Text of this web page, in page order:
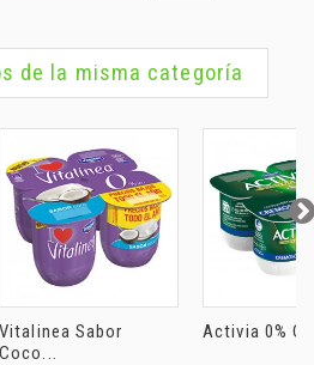
de la misma categoría
Vitalinea Sabor
Coco...
Activia 0%